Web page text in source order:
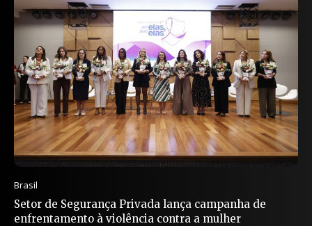
Brasil
Setor de Segurança Privada lança campanha de
enfrentamento à violência contra a mulher